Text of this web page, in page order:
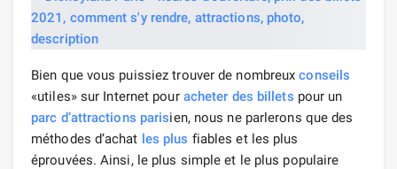
Bien que vous puissiez trouver de nombreuxconseils
«utiles» sur Internet pour acheter des billets pour un
parc d’attractions parisien, nous ne parlerons que des
méthodes d’achat les plus fiables et les plus
éprouvées. Ainsi, le plus simple et le plus populaire